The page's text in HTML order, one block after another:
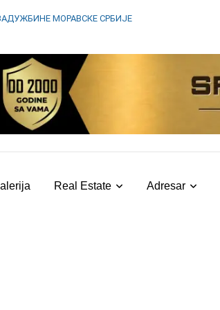
МОРАВСКЕ СРБИЈЕ
Real Estate Adresar